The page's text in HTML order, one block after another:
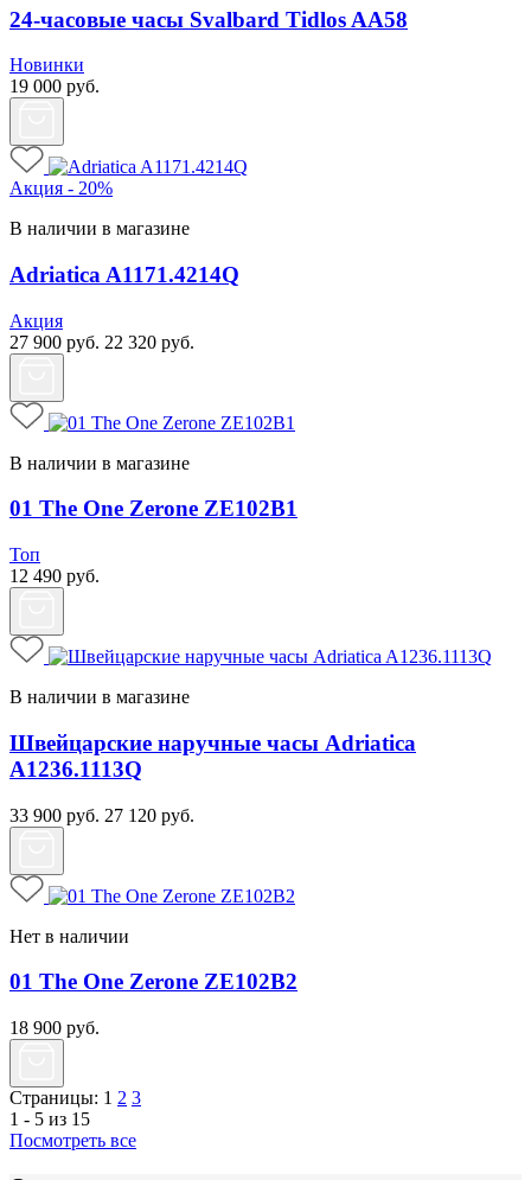
24-часовые часы Svalbard Tidlos AA58
Новинки
19 000 руб.
Акция - 20%
В наличии в магазине
Adriatica A1171.4214Q
Акция
27 900 руб. 22 320 руб.
В наличии в магазине
01 The One Zerone ZE102B1
Топ
12 490 руб.
В наличии в магазине
Швейцарские наручные часы Adriatica
A1236.1113Q
33 900 руб. 27 120 руб.
Нет в наличии
01 The One Zerone ZE102B2
18 900 руб.
Страницы: 1 2 3
1 - 5 из 15
Посмотреть все